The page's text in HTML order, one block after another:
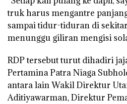
truk harus mengantre
sampai tidur-tiduran di
menunggu giliran mengisi
RDP tersebut turut dihadiri
Pertamina Patra Niaga
antara lain Wakil Direktur
Aditiyawarman, Direktur